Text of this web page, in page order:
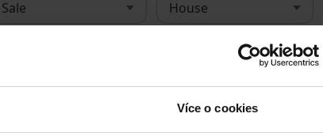
Více o cookies
Sale House